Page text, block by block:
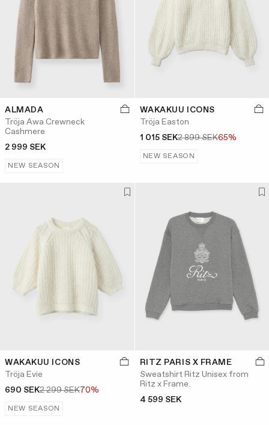
ALMADA
Tröja Awa Crewneck
Cashmere
2 999 SEK
NEW SEASON
WAKAKUU ICONS
Tröja Easton
1 015 SEK2 899 SEK65%
NEW SEASON
WAKAKUU ICONS
Tröja Evie
690 SEK2 299 SEK70%
NEW SEASON
RITZ PARIS X FRAME
Sweatshirt Ritz Unisex from
Ritz x Frame.
4 599 SEK